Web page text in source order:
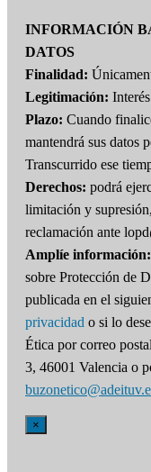
INFORMACIÓN
DATOS
Finalidad:
Legitimación:
Plazo: Cuando
mantendrá sus datos
Transcurrido ese
Derechos: podrá
limitación y
reclamación ante
Amplíe información:
sobre Protección de
publicada en el
privacidad o si lo
Ética por correo
3, 46001 Valencia o
×